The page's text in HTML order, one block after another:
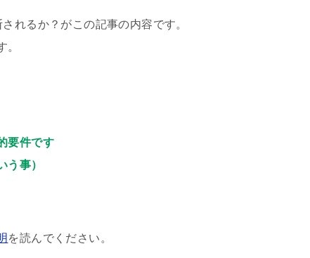
れるか？がこの記事の内容です。
。
要件です
う事）
を読んでください。